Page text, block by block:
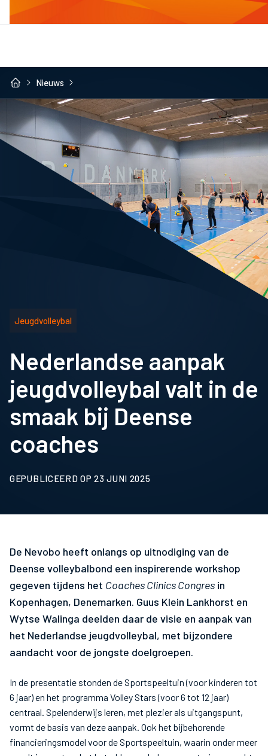
Nieuws
Jeugdvolleybal
Nederlandse aanpak
jeugdvolleybal valt in de
smaak bij Deense
coaches
GEPUBLICEERD OP 23 JUNI 2025
De Nevobo heeft onlangs op uitnodiging van de
Deense volleybalbond een inspirerende workshop
gegeven tijdens het Coaches Clinics Congres in
Kopenhagen, Denemarken. Guus Klein Lankhorst en
Wytse Walinga deelden daar de visie en aanpak van
het Nederlandse jeugdvolleybal, met bijzondere
aandacht voor de jongste doelgroepen.
In de presentatie stonden de Sportspeeltuin (voor kinderen tot
6 jaar) en het programma Volley Stars (voor 6 tot 12 jaar)
centraal. Spelenderwijs leren, met plezier als uitgangspunt,
vormt de basis van deze aanpak. Ook het bijbehorende
financieringsmodel voor de Sportspeeltuin, waarin onder meer